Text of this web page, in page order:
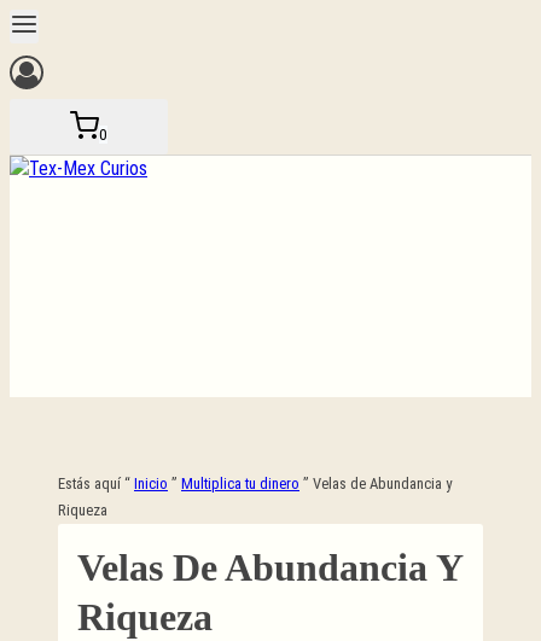
Saltar
contenido
0
Estás aquí “ Inicio ” Multiplica tu dinero ” Velas de Abundancia y
Riqueza
Velas De Abundancia Y
Riqueza